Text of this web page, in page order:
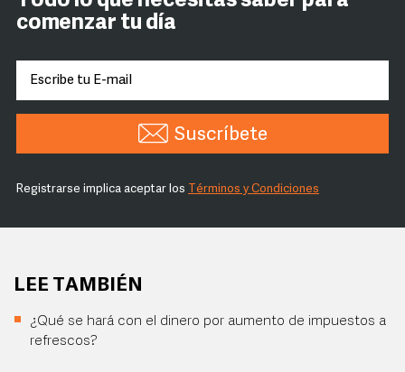
comenzar tu día
Suscríbete
Registrarse implica aceptar los Términos y Condiciones
LEE TAMBIÉN
¿Qué se hará con el dinero por aumento de impuestos a
refrescos?